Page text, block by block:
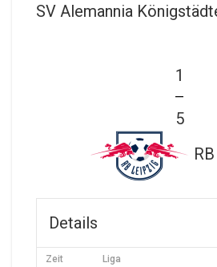
SV Alemannia
1
—
5
Details
Zeit Liga